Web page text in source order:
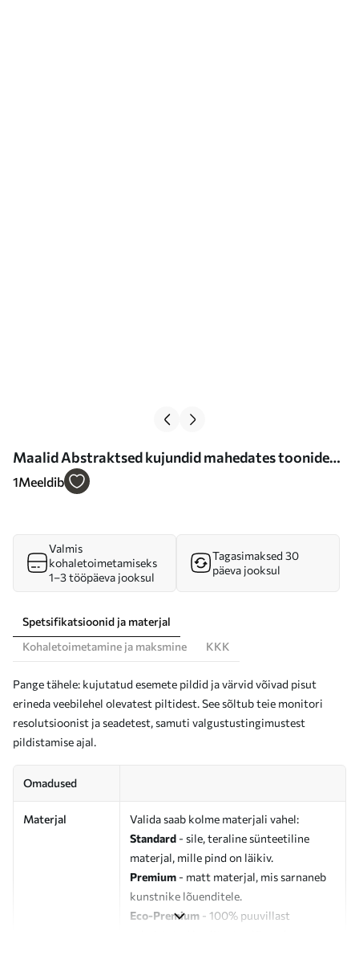
Maalid Abstraktsed kujundid mahedates toonides
Nr s35957
1Meeldib
Valmis
kohaletoimetamiseks
1–3 tööpäeva jooksul
Tagasimaksed 30
päeva jooksul
Spetsifikatsioonid ja materjal
Kohaletoimetamine ja maksmine
KKK
Pange tähele: kujutatud esemete pildid ja värvid võivad pisut
erineda veebilehel olevatest piltidest. See sõltub teie monitori
resolutsioonist ja seadetest, samuti valgustustingimustest
pildistamise ajal.
Omadused
Materjal
Valida saab kolme materjali vahel:
Standard - sile, teraline sünteetiline
materjal, mille pind on läikiv.
Premium - matt materjal, mis sarnaneb
kunstnike lõuenditele.
Eco-Premium - 100% puuvillast